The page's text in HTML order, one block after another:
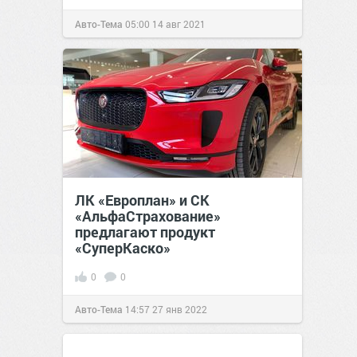
Авто-Тема 05:00 14 авг 2021
ЛК «Европлан» и СК
«АльфаСтрахование»
предлагают продукт
«СуперКаско»
0 0
Авто-Тема 14:57 27 янв 2022